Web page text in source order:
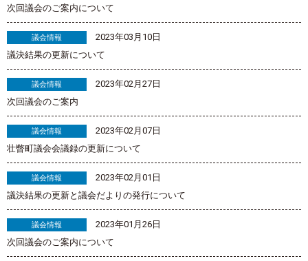
次回議会のご案内について
議会情報
2023年03月10日
議決結果の更新について
議会情報
2023年02月27日
次回議会のご案内
議会情報
2023年02月07日
壮瞥町議会会議録の更新について
議会情報
2023年02月01日
議決結果の更新と議会だよりの発行について
議会情報
2023年01月26日
次回議会のご案内について